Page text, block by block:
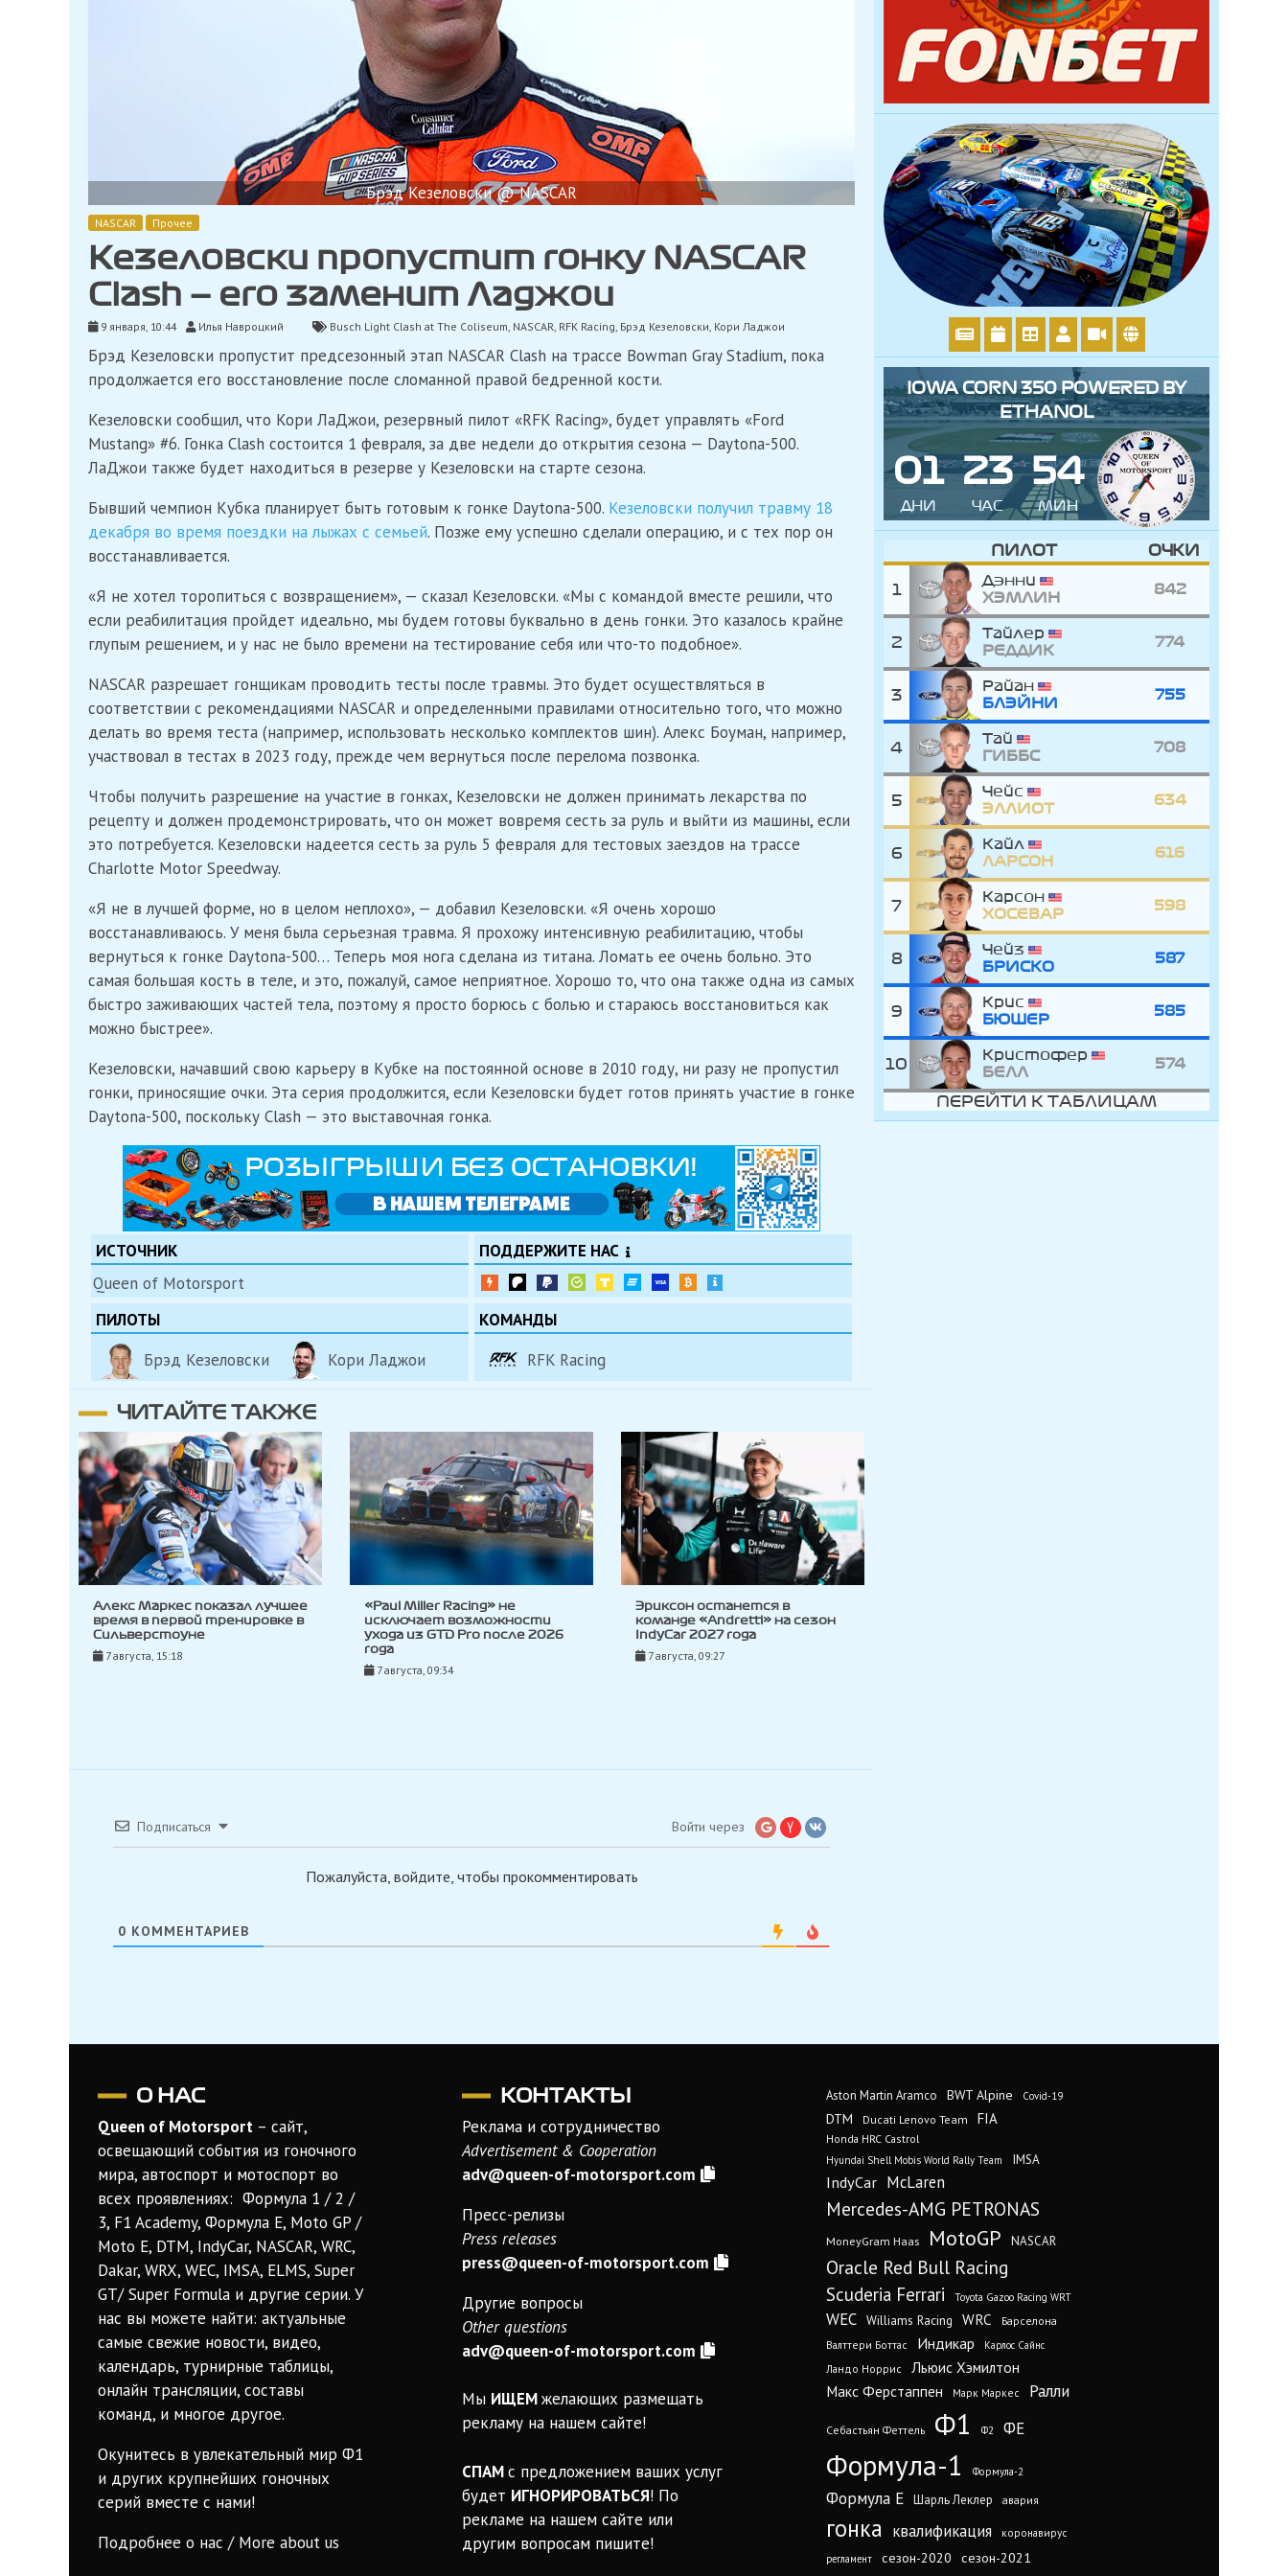
Брэд Кезеловски @ NASCAR
NASCAR Прочее
Кезеловски пропустит гонку NASCAR
Clash — его заменит Ладжои
9 января, 10:44 Илья Навроцкий Busch Light Clash at The Coliseum, NASCAR, RFK Racing, Брэд Кезеловски, Кори Ладжои
Брэд Кезеловски пропустит предсезонный этап NASCAR Clash на трассе Bowman Gray Stadium, пока
продолжается его восстановление после сломанной правой бедренной кости.
Кезеловски сообщил, что Кори ЛаДжои, резервный пилот «RFK Racing», будет управлять «Ford
Mustang» #6. Гонка Clash состоится 1 февраля, за две недели до открытия сезона — Daytona-500.
ЛаДжои также будет находиться в резерве у Кезеловски на старте сезона.
Бывший чемпион Кубка планирует быть готовым к гонке Daytona-500. Кезеловски получил травму 18
декабря во время поездки на лыжах с семьей. Позже ему успешно сделали операцию, и с тех пор он
восстанавливается.
«Я не хотел торопиться с возвращением», — сказал Кезеловски. «Мы с командой вместе решили, что
если реабилитация пройдет идеально, мы будем готовы буквально в день гонки. Это казалось крайне
глупым решением, и у нас не было времени на тестирование себя или что-то подобное».
NASCAR разрешает гонщикам проводить тесты после травмы. Это будет осуществляться в
соответствии с рекомендациями NASCAR и определенными правилами относительно того, что можно
делать во время теста (например, использовать несколько комплектов шин). Алекс Боуман, например,
участвовал в тестах в 2023 году, прежде чем вернуться после перелома позвонка.
Чтобы получить разрешение на участие в гонках, Кезеловски не должен принимать лекарства по
рецепту и должен продемонстрировать, что он может вовремя сесть за руль и выйти из машины, если
это потребуется. Кезеловски надеется сесть за руль 5 февраля для тестовых заездов на трассе
Charlotte Motor Speedway.
«Я не в лучшей форме, но в целом неплохо», — добавил Кезеловски. «Я очень хорошо
восстанавливаюсь. У меня была серьезная травма. Я прохожу интенсивную реабилитацию, чтобы
вернуться к гонке Daytona-500… Теперь моя нога сделана из титана. Ломать ее очень больно. Это
самая большая кость в теле, и это, пожалуй, самое неприятное. Хорошо то, что она также одна из самых
быстро заживающих частей тела, поэтому я просто борюсь с болью и стараюсь восстановиться как
можно быстрее».
Кезеловски, начавший свою карьеру в Кубке на постоянной основе в 2010 году, ни разу не пропустил
гонки, приносящие очки. Эта серия продолжится, если Кезеловски будет готов принять участие в гонке
Daytona-500, поскольку Clash — это выставочная гонка.
ИСТОЧНИК
Queen of Motorsport
ПОДДЕРЖИТЕ НАС
ПИЛОТЫ
Брэд Кезеловски
Кори Ладжои
КОМАНДЫ
RFK Racing
ЧИТАЙТЕ ТАКЖЕ
Алекс Маркес показал лучшее
время в первой тренировке в
Сильверстоуне
7 августа, 15:18
«Paul Miller Racing» не
исключает возможности
ухода из GTD Pro после 2026
года
7 августа, 09:34
Эриксон останется в
команде «Andretti» на сезон
IndyCar 2027 года
7 августа, 09:27
Подписаться Войти через
Пожалуйста, войдите, чтобы прокомментировать
0 КОММЕНТАРИЕВ
IOWA CORN 350 POWERED BY
ETHANOL
01
ДНИ
23
ЧАС
54
МИН
ПИЛОТ ОЧКИ
1
Дэнни
ХЭМЛИН
842
2
Тайлер
РЕДДИК
774
3
Райан
БЛЭЙНИ
755
4
Тай
ГИББС
708
5
Чейс
ЭЛЛИОТ
634
6
Кайл
ЛАРСОН
616
7
Карсон
ХОСЕВАР
598
8
Чейз
БРИСКО
587
9
Крис
БЮШЕР
585
10
Кристофер
БЕЛЛ
574
ПЕРЕЙТИ К ТАБЛИЦАМ
О НАС
Queen of Motorsport – сайт,
освещающий события из гоночного
мира, автоспорт и мотоспорт во
всех проявлениях: Формула 1 / 2 /
3, F1 Academy, Формула Е, Moto GP /
Moto E, DTM, IndyCar, NASCAR, WRC,
Dakar, WRX, WEC, IMSA, ELMS, Super
GT/ Super Formula и другие серии. У
нас вы можете найти: актуальные
самые свежие новости, видео,
календарь, турнирные таблицы,
онлайн трансляции, составы
команд, и многое другое.
Окунитесь в увлекательный мир Ф1
и других крупнейших гоночных
серий вместе с нами!
Подробнее о нас / More about us
КОНТАКТЫ
Реклама и сотрудничество
Advertisement & Cooperation
adv@queen-of-motorsport.com
Пресс-релизы
Press releases
press@queen-of-motorsport.com
Другие вопросы
Other questions
adv@queen-of-motorsport.com
Мы ИЩЕМжелающих размещать
рекламу на нашем сайте!
СПАМс предложением ваших услуг
будет ИГНОРИРОВАТЬСЯ! По
рекламе на нашем сайте или
другим вопросам пишите!
Aston Martin Aramco BWT Alpine Covid-19
DTM Ducati Lenovo Team FIA
Honda HRC Castrol
Hyundai Shell Mobis World Rally Team IMSA
IndyCar McLaren
Mercedes-AMG PETRONAS
MoneyGram Haas MotoGP NASCAR
Oracle Red Bull Racing
Scuderia Ferrari Toyota Gazoo Racing WRT
WEC Williams Racing WRC
Барселона
Валттери Боттас
Индикар Карлос Сайнс
Ландо Норрис
Льюис Хэмилтон
Макс Ферстаппен
Марк Маркес Ралли
Себастьян Феттель Ф1 Ф2 ФЕ
Формула-1 Формула-2
Формула Е Шарль Леклер авария
гонка квалификация коронавирус
регламент сезон-2020 сезон-2021